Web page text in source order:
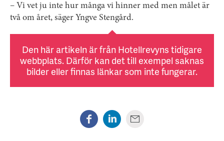
– Vi vet ju inte hur många vi hinner med men målet är
två om året, säger Yngve Stengård.
Den här artikeln är från Hotellrevyns tidigare
webbplats. Därför kan det till exempel saknas
bilder eller finnas länkar som inte fungerar.